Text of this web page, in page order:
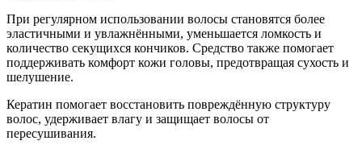
Filler
(13
мл)
При регулярном использовании волосы становятся более
эластичными и увлажнёнными, уменьшается ломкость и
количество секущихся кончиков. Средство также помогает
поддерживать комфорт кожи головы, предотвращая сухость и
шелушение.
Кератин помогает восстановить повреждённую структуру
волос, удерживает влагу и защищает волосы от
пересушивания.